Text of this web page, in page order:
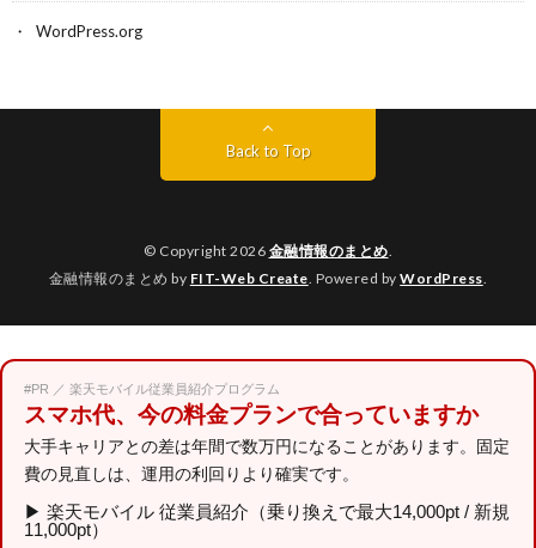
WordPress.org
Back to Top
© Copyright 2026 金融情報のまとめ
金融情報のまとめ by FIT-Web Create . Powered byWordPress
#PR ／ 楽天モバイル従業員紹介プログラム
スマホ代、今の料金プランで合っていますか
大手キャリアとの差は年間で数万円になることがあります。固定
費の見直しは、運用の利回りより確実です。
▶ 楽天モバイル 従業員紹介（乗り換えで最大14,000pt / 新規
11,000pt）